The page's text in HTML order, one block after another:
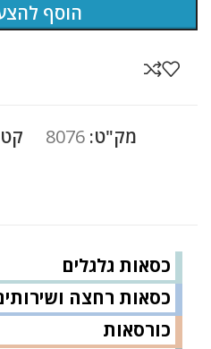
כסאות גלגלים
כסאות רחצה
כורסאות
הוסף
מק"ט: 8076